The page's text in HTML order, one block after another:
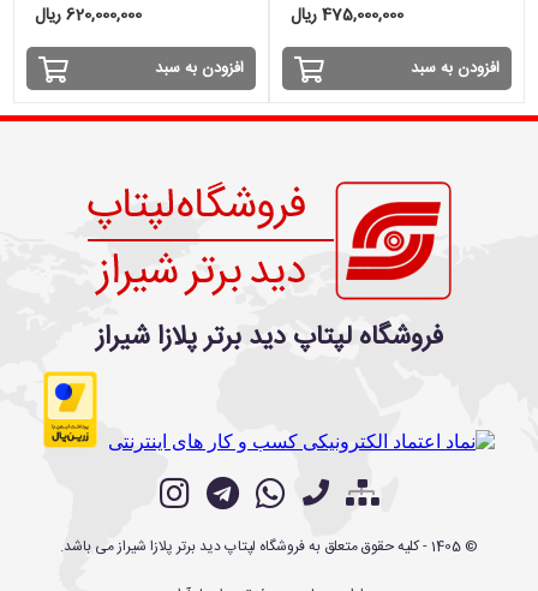
475,000,000 ریال
افزودن به سبد
620,000,000 ریال
افزودن به سبد
فروشگاه لپتاپ دید برتر پلازا شیراز
©
1405- کلیه حقوق متعلق بهفروشگاه لپتاپ دید برتر پلازا شیرازمی باشد.